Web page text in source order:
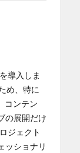
導入しま
め、特に
コンテン
の展開だけ
ジェクト
ッショナリ